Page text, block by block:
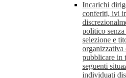
Incarichi
conferiti, ivi
politico
selezione e
pubblicare in
seguenti
individuati